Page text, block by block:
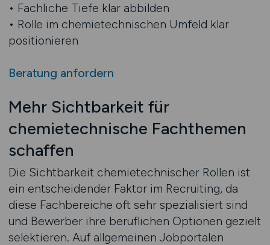
• Fachliche Tiefe klar abbilden
• Rolle im chemietechnischen Umfeld klar
positionieren
Beratung anfordern
Mehr Sichtbarkeit für
chemietechnische Fachthemen
schaffen
Die Sichtbarkeit chemietechnischer Rollen ist
ein entscheidender Faktor im Recruiting, da
diese Fachbereiche oft sehr spezialisiert sind
und Bewerber ihre beruflichen Optionen gezielt
selektieren. Auf allgemeinen Jobportalen